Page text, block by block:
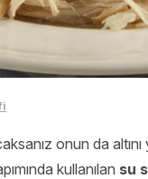
onun da altını
kullanılan su